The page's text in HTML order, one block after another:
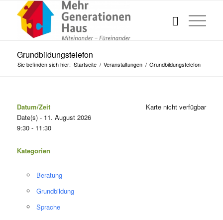
Grundbildungstelefon
Sie befinden sich hier: Startseite / Veranstaltungen / Grundbildungstelefon
Karte nicht verfügbar
Datum/Zeit
Date(s) - 11. August 2026
9:30 - 11:30
Kategorien
Beratung
Grundbildung
Sprache